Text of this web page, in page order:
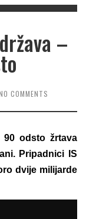
–
COMMENTS
odsto žrtava
Pripadnici IS
dvije milijarde